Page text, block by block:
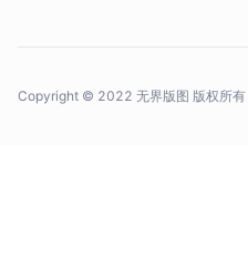
Copyright © 2022 无界版图 版权所有